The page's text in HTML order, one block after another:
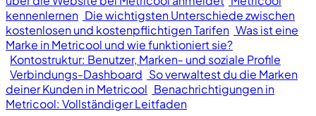
kennenlernen Die wichtigsten Unterschiede zwischen
kostenlosen und kostenpflichtigen Tarifen Was ist eine
Marke in Metricool und wie funktioniert sie?
Kontostruktur: Benutzer, Marken- und soziale Profile
Verbindungs-Dashboard So verwaltest du die Marken
deiner Kunden in Metricool Benachrichtigungen in
Metricool: Vollständiger Leitfaden